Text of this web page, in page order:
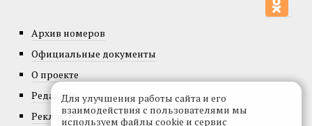
Архив номеров
Официальные документы
О проекте
Редакция
Реклама
Для улучшения работы сайта и его
взаимодействия с пользователями мы
используем файлы cookie и сервис